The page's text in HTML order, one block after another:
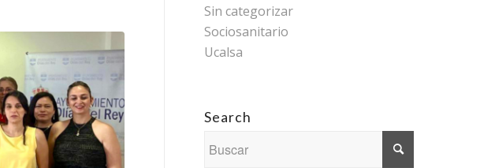
Sin categorizar
Sociosanitario
Ucalsa
Search